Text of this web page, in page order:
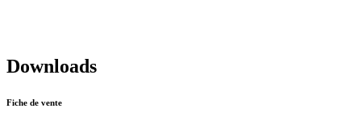
Downloads
Fiche de vente